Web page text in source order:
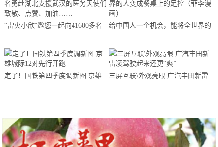
“雷火小欣”邀您一起向41600多名
敬、点赞、加油……
给中国人一个机会，能将全世界的
定了！国铁第四季度调新图 京雄
三屏互联\外观亮眼 广汽丰田新雷